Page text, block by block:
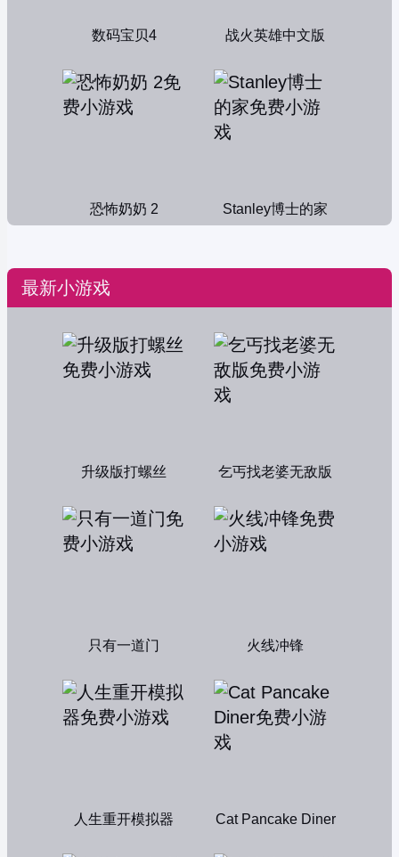
数码宝贝4 战火英雄中文版
恐怖奶奶 2 Stanley博士的家
最新小游戏
升级版打螺丝 乞丐找老婆无敌版
只有一道门 火线冲锋
人生重开模拟器 Cat Pancake Diner